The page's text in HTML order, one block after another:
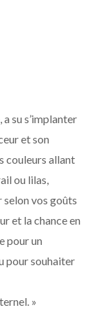
su s’implanter
et son
couleurs allant
ou lilas,
vos goûts
et la chance en
pour un
pour souhaiter
»